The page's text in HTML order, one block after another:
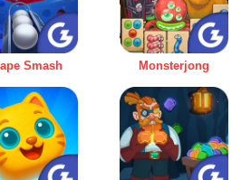
Smash Monsterjong